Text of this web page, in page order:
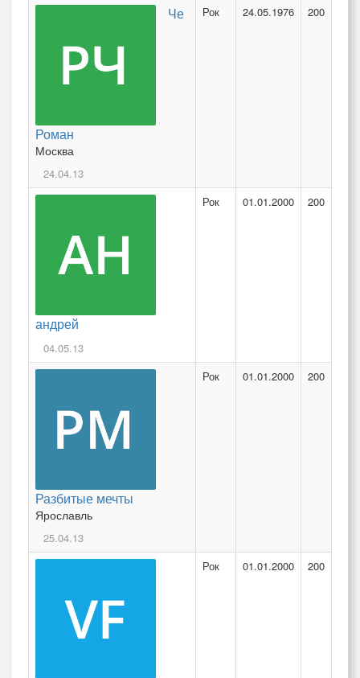
Че
Роман
Москва
24.04.13
Рок 24.05.1976 200
андрей
04.05.13
Рок 01.01.2000 200
Разбитые мечты
Ярославль
25.04.13
Рок 01.01.2000 200
Рок 01.01.2000 200